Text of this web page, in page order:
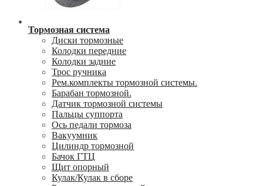
Тормозная система
Диски тормозные
Колодки передние
Колодки задние
Трос ручника
Рем.комплекты тормозной системы.
Барабан тормозной.
Датчик тормозной системы
Пальцы суппорта
Ось педали тормоза
Вакуумник
Цилиндр тормозной
Бачок ГТЦ
Щит опорный
Кулак/Кулак в сборе